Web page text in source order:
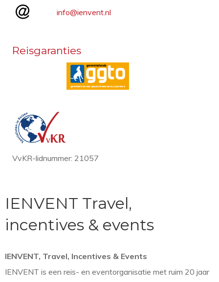
info@ienvent.nl
Reisgaranties
VvKR-lidnummer: 21057
IENVENT Travel,
incentives & events
IENVENT, Travel, Incentives & Events
IENVENT is een reis- en eventorganisatie met ruim 20 jaar